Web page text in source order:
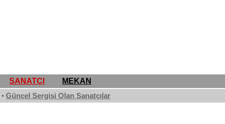
SANATÇI
MEKAN
• Güncel Sergisi Olan Sanatçılar